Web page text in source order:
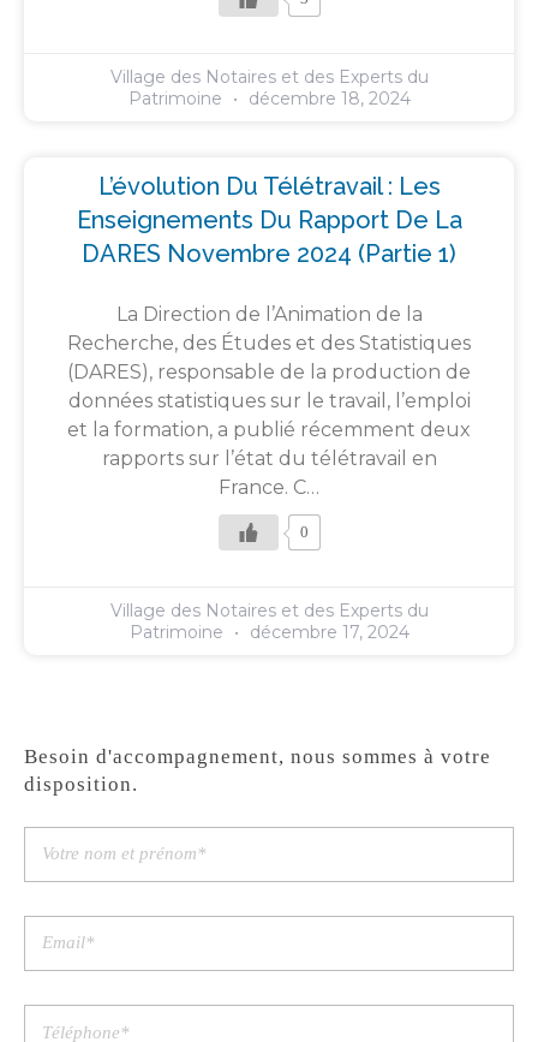
Village des Notaires et des Experts du
Patrimoine
décembre 18, 2024
L’évolution Du Télétravail : Les
Enseignements Du Rapport De La
DARES Novembre 2024 (partie 1)
La Direction de l’Animation de la
Recherche, des Études et des Statistiques
(DARES), responsable de la production de
données statistiques sur le travail, l’emploi
et la formation, a publié récemment deux
rapports sur l’état du télétravail en
France. C…
0
Village des Notaires et des Experts du
Patrimoine
décembre 17, 2024
Besoin d'accompagnement, nous sommes à votre
disposition.